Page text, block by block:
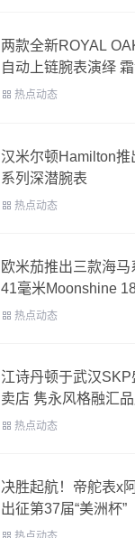
两款全新ROYAL
自动上链腕表演绎
盘的迷人交辉
热点动态
汉米尔顿Hamilton推
系列深潜腕表
热点动态
欧米茄推出三款海马
41毫米Moonshine
热点动态
江诗丹顿于武汉
卖店 隽永风格融汇
韵 热点动态
决胜起航！帝舵表x
出征第37届“美洲杯”